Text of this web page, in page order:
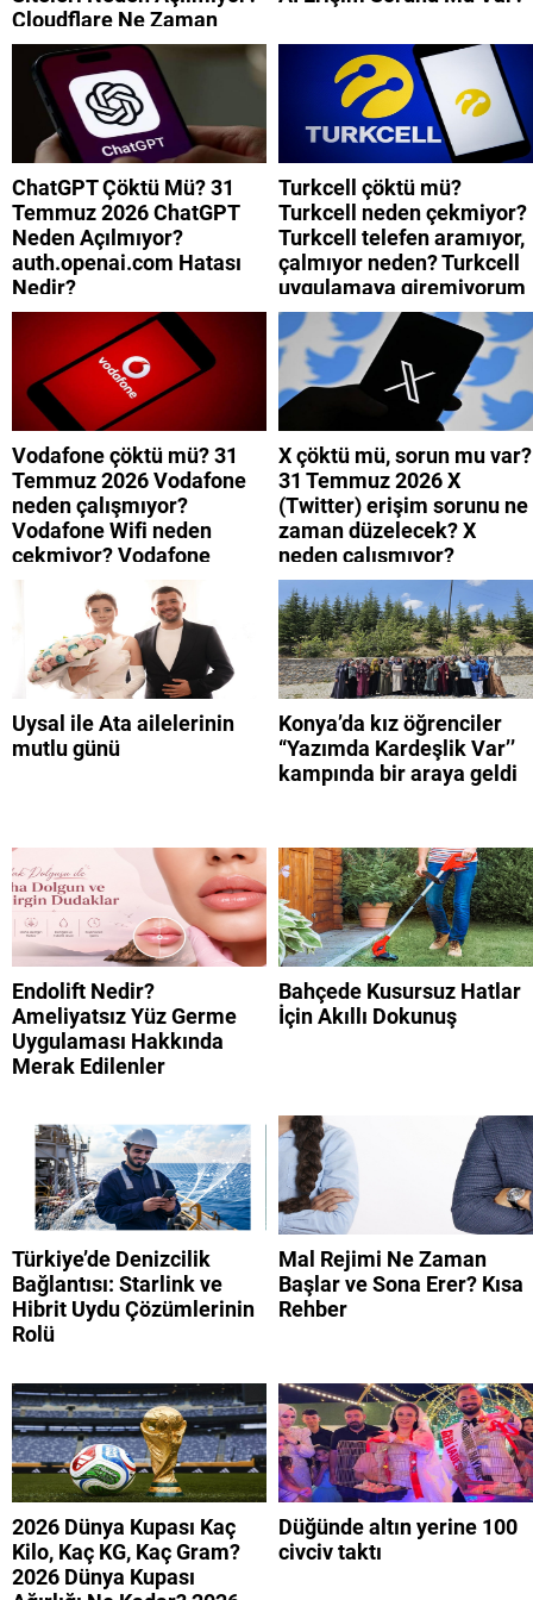
Cloudflare Ne Zaman
Düzelecek?
ChatGPT Çöktü Mü? 31
Temmuz 2026 ChatGPT
Neden Açılmıyor?
auth.openai.com Hatası
Nedir?
Turkcell çöktü mü?
Turkcell neden çekmiyor?
Turkcell telefen aramıyor,
çalmıyor neden? Turkcell
uygulamaya giremiyorum
neden? Turkcell internet
neden yavaş?
Vodafone çöktü mü? 31
Temmuz 2026 Vodafone
neden çalışmıyor?
Vodafone Wifi neden
çekmiyor? Vodafone
mobil uygulamaya neden
giremiyorum?
X çöktü mü, sorun mu var?
31 Temmuz 2026 X
(Twitter) erişim sorunu ne
zaman düzelecek? X
neden çalışmıyor?
Uysal ile Ata ailelerinin
mutlu günü
Konya’da kız öğrenciler
“Yazımda Kardeşlik Var’’
kampında bir araya geldi
Endolift Nedir?
Ameliyatsız Yüz Germe
Uygulaması Hakkında
Merak Edilenler
Bahçede Kusursuz Hatlar
İçin Akıllı Dokunuş
Türkiye’de Denizcilik
Bağlantısı: Starlink ve
Hibrit Uydu Çözümlerinin
Rolü
Mal Rejimi Ne Zaman
Başlar ve Sona Erer? Kısa
Rehber
2026 Dünya Kupası Kaç
Kilo, Kaç KG, Kaç Gram?
2026 Dünya Kupası
Düğünde altın yerine 100
civciv taktı